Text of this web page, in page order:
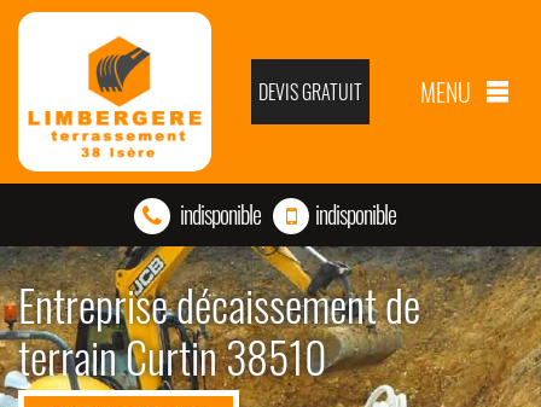
DEVIS GRATUIT MENU
indisponible indisponible
Entreprise décaissement de
terrain Curtin 38510